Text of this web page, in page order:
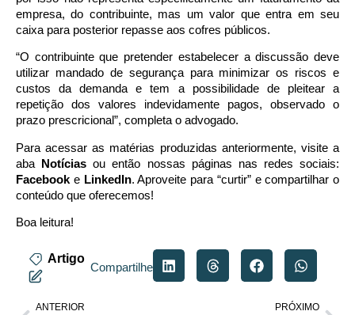
empresa, do contribuinte, mas um valor que entra em seu
caixa para posterior repasse aos cofres públicos.
“O contribuinte que pretender estabelecer a discussão deve
utilizar mandado de segurança para minimizar os riscos e
custos da demanda e tem a possibilidade de pleitear a
repetição dos valores indevidamente pagos, observado o
prazo prescricional”, completa o advogado.
Para acessar as matérias produzidas anteriormente, visite a
aba Notícias ou então nossas páginas nas redes sociais:
Facebook e LinkedIn. Aproveite para “curtir” e compartilhar o
conteúdo que oferecemos!
Boa leitura!
Artigo
Compartilhe
ANTERIOR PRÓXIMO